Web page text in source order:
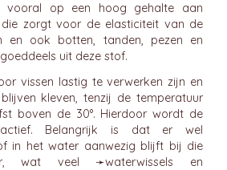
vooral op een hoog gehalte aan
zorgt voor de elasticiteit van de
en ook botten, tanden, pezen en
uit deze stof.
vissen lastig te verwerken zijn en
kleven, tenzij de temperatuur
boven de 30°. Hierdoor wordt de
Belangrijk is dat er wel
in het water aanwezig blijft bij die
wat veel ➛waterwissels en